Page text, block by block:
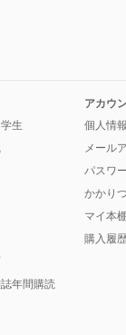
生
年間購読
アカウ
個人情
メール
パスワ
かかり
マイ本棚
購入履